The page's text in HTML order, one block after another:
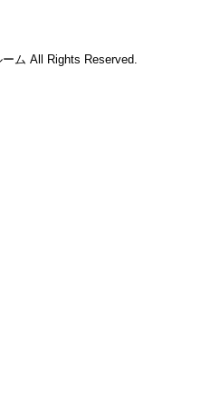
ム All Rights Reserved.